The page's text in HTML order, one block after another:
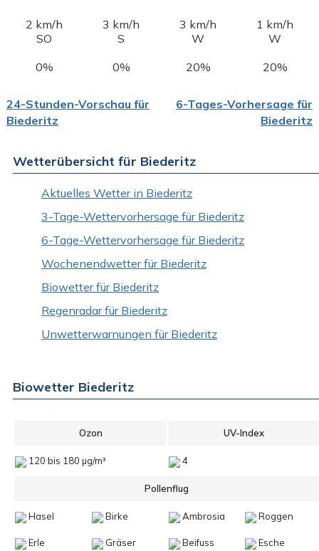
2 km/h
SO
3 km/h
S
3 km/h
W
1 km/h
W
0%
0% 20% 20%
24-Stunden-Vorschau für
Biederitz
6-Tages-Vorhersage für
Biederitz
Wetterübersicht für Biederitz
Aktuelles Wetter in Biederitz
3-Tage-Wettervorhersage für Biederitz
6-Tage-Wettervorhersage für Biederitz
Wochenendwetter für Biederitz
Biowetter für Biederitz
Regenradar für Biederitz
Unwetterwarnungen für Biederitz
Biowetter Biederitz
Ozon UV-Index
120 bis 180 µg/m³ 4
Pollenflug
Hasel Birke Ambrosia Roggen
Erle Gräser Beifuss Esche